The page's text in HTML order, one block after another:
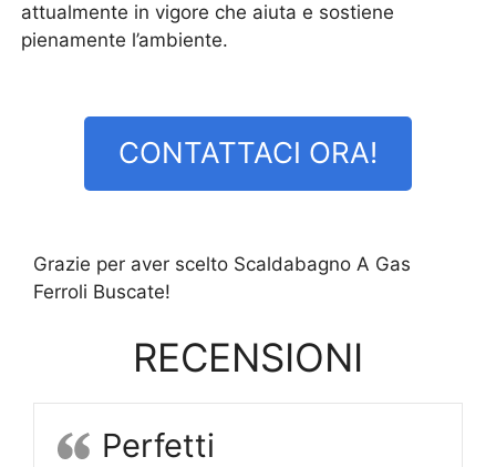
attualmente in vigore che aiuta e sostiene
pienamente l’ambiente.
CONTATTACI ORA!
Grazie per aver scelto Scaldabagno A Gas
Ferroli Buscate!
RECENSIONI
Perfetti